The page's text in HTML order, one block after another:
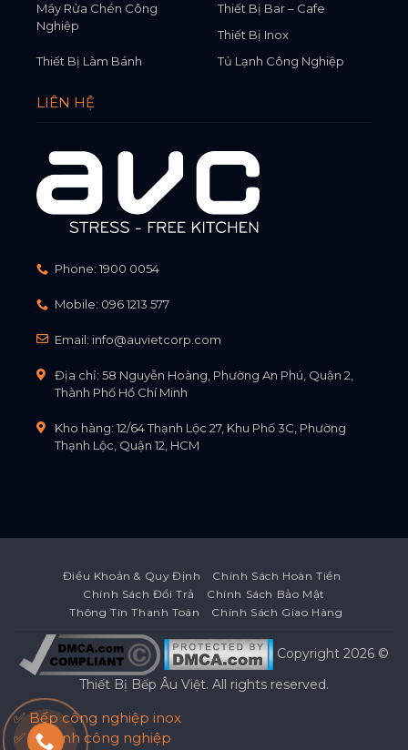
Máy Rửa Chén Công
Nghiệp
Thiết Bị Bar – Cafe
Thiết Bị Inox
Thiết Bị Làm Bánh
Tủ Lạnh Công Nghiệp
LIÊN HỆ
Phone: 1900 0054
Mobile: 096 1213 577
Email: info@auvietcorp.com
Địa chỉ: 58 Nguyễn Hoàng, Phường An Phú, Quận 2,
Thành Phố Hồ Chí Minh
Kho hàng: 12/64 Thạnh Lộc 27, Khu Phố 3C, Phường
Thạnh Lộc, Quận 12, HCM
Điều Khoản & Quy Định
Chính Sách Hoàn Tiền
Chính Sách Đổi Trả
Chính Sách Bảo Mật
Thông Tin Thanh Toán
Chính Sách Giao Hàng
Copyright 2026 ©
Thiết Bị Bếp Âu Việt. All rights reserved.
✅ Bếp công nghiệp inox
✅ Tủ lạnh công nghiệp